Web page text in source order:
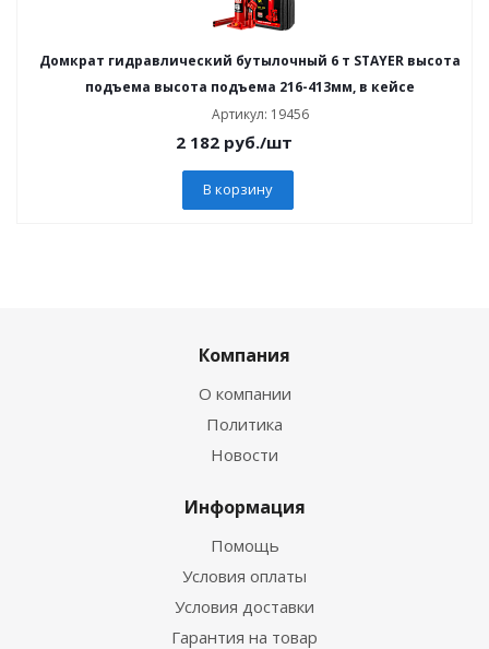
Домкрат гидравлический бутылочный 6 т STAYER высота
подъема высота подъема 216-413мм, в кейсе
Артикул: 19456
2 182руб./шт
В корзину
Компания
О компании
Политика
Новости
Информация
Помощь
Условия оплаты
Условия доставки
Гарантия на товар